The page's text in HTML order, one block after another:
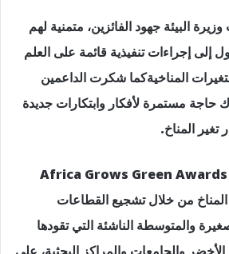
البيئة جهود الفائزين، متمنية لهم
إلى إجراءات تنفيذية قائمة على العلم
المناخيةكما شكرت الداعمين
حاجة مستمرة لأفكار وابتكارات جديدة
تغير المناخ.
الجدير بالذكر أن جائزة Africa Grows Green Awards
من خلال تشجيع القطاعات
والمتوسطة الناشئة التي تقودها